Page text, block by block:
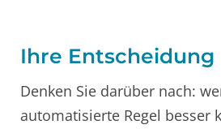
Ihre Entscheidung
Denken Sie darüber nach:
automatisierte Regel besser